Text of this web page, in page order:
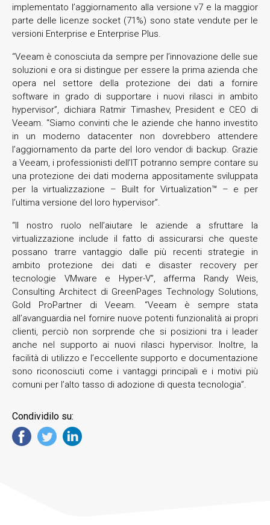
implementato l’aggiornamento alla versione v7 e la maggior
parte delle licenze socket (71%) sono state vendute per le
versioni Enterprise e Enterprise Plus.
“Veeam è conosciuta da sempre per l’innovazione delle sue
soluzioni e ora si distingue per essere la prima azienda che
opera nel settore della protezione dei dati a fornire
software in grado di supportare i nuovi rilasci in ambito
hypervisor”, dichiara Ratmir Timashev, President e CEO di
Veeam. “Siamo convinti che le aziende che hanno investito
in un moderno datacenter non dovrebbero attendere
l’aggiornamento da parte del loro vendor di backup. Grazie
a Veeam, i professionisti dell’IT potranno sempre contare su
una protezione dei dati moderna appositamente sviluppata
per la virtualizzazione – Built for Virtualization™ – e per
l’ultima versione del loro hypervisor”.
“Il nostro ruolo nell’aiutare le aziende a sfruttare la
virtualizzazione include il fatto di assicurarsi che queste
possano trarre vantaggio dalle più recenti strategie in
ambito protezione dei dati e disaster recovery per
tecnologie VMware e Hyper-V”, afferma Randy Weis,
Consulting Architect di GreenPages Technology Solutions,
Gold ProPartner di Veeam. “Veeam è sempre stata
all’avanguardia nel fornire nuove potenti funzionalità ai propri
clienti, perciò non sorprende che si posizioni tra i leader
anche nel supporto ai nuovi rilasci hypervisor. Inoltre, la
facilità di utilizzo e l’eccellente supporto e documentazione
sono riconosciuti come i vantaggi principali e i motivi più
comuni per l’alto tasso di adozione di questa tecnologia”.
Condividilo su: